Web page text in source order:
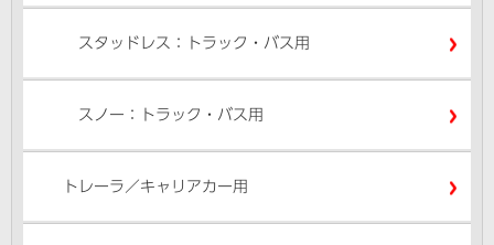
スタッドレス：トラック・バス用
スノー：トラック・バス用
トレーラ／キャリアカー用